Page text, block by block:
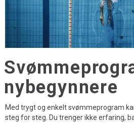
nybegynnere
Med trygt og enkelt svømmeprogram
steg for steg. Du trenger ikke erfaring,